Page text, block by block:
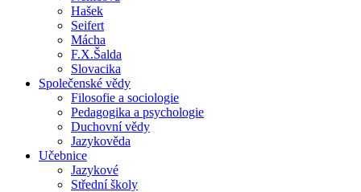
Hašek
Seifert
Mácha
F.X.Šalda
Slovacika
Společenské vědy
Filosofie a sociologie
Pedagogika a psychologie
Duchovní vědy
Jazykověda
Učebnice
Jazykové
Střední školy